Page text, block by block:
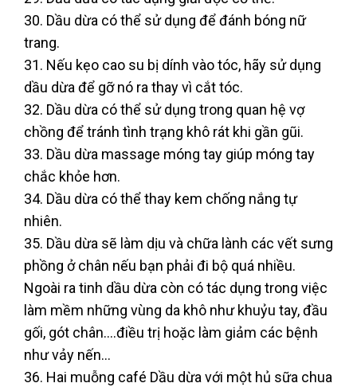
30. Dầu dừa có thể sử dụng để đánh bóng nữ
trang.
31. Nếu kẹo cao su bị dính vào tóc, hãy sử dụng
dầu dừa để gỡ nó ra thay vì cắt tóc.
32. Dầu dừa có thể sử dụng trong quan hệ vợ
chồng để tránh tình trạng khô rát khi gần gũi.
33. Dầu dừa massage móng tay giúp móng tay
chắc khỏe hơn.
34. Dầu dừa có thể thay kem chống nắng tự
nhiên.
35. Dầu dừa sẽ làm dịu và chữa lành các vết sưng
phồng ở chân nếu bạn phải đi bộ quá nhiều.
Ngoài ra tinh dầu dừa còn có tác dụng trong việc
làm mềm những vùng da khô như khuỷu tay, đầu
gối, gót chân….điều trị hoặc làm giảm các bệnh
như vảy nến…
36. Hai muỗng café Dầu dừa với một hủ sữa chua